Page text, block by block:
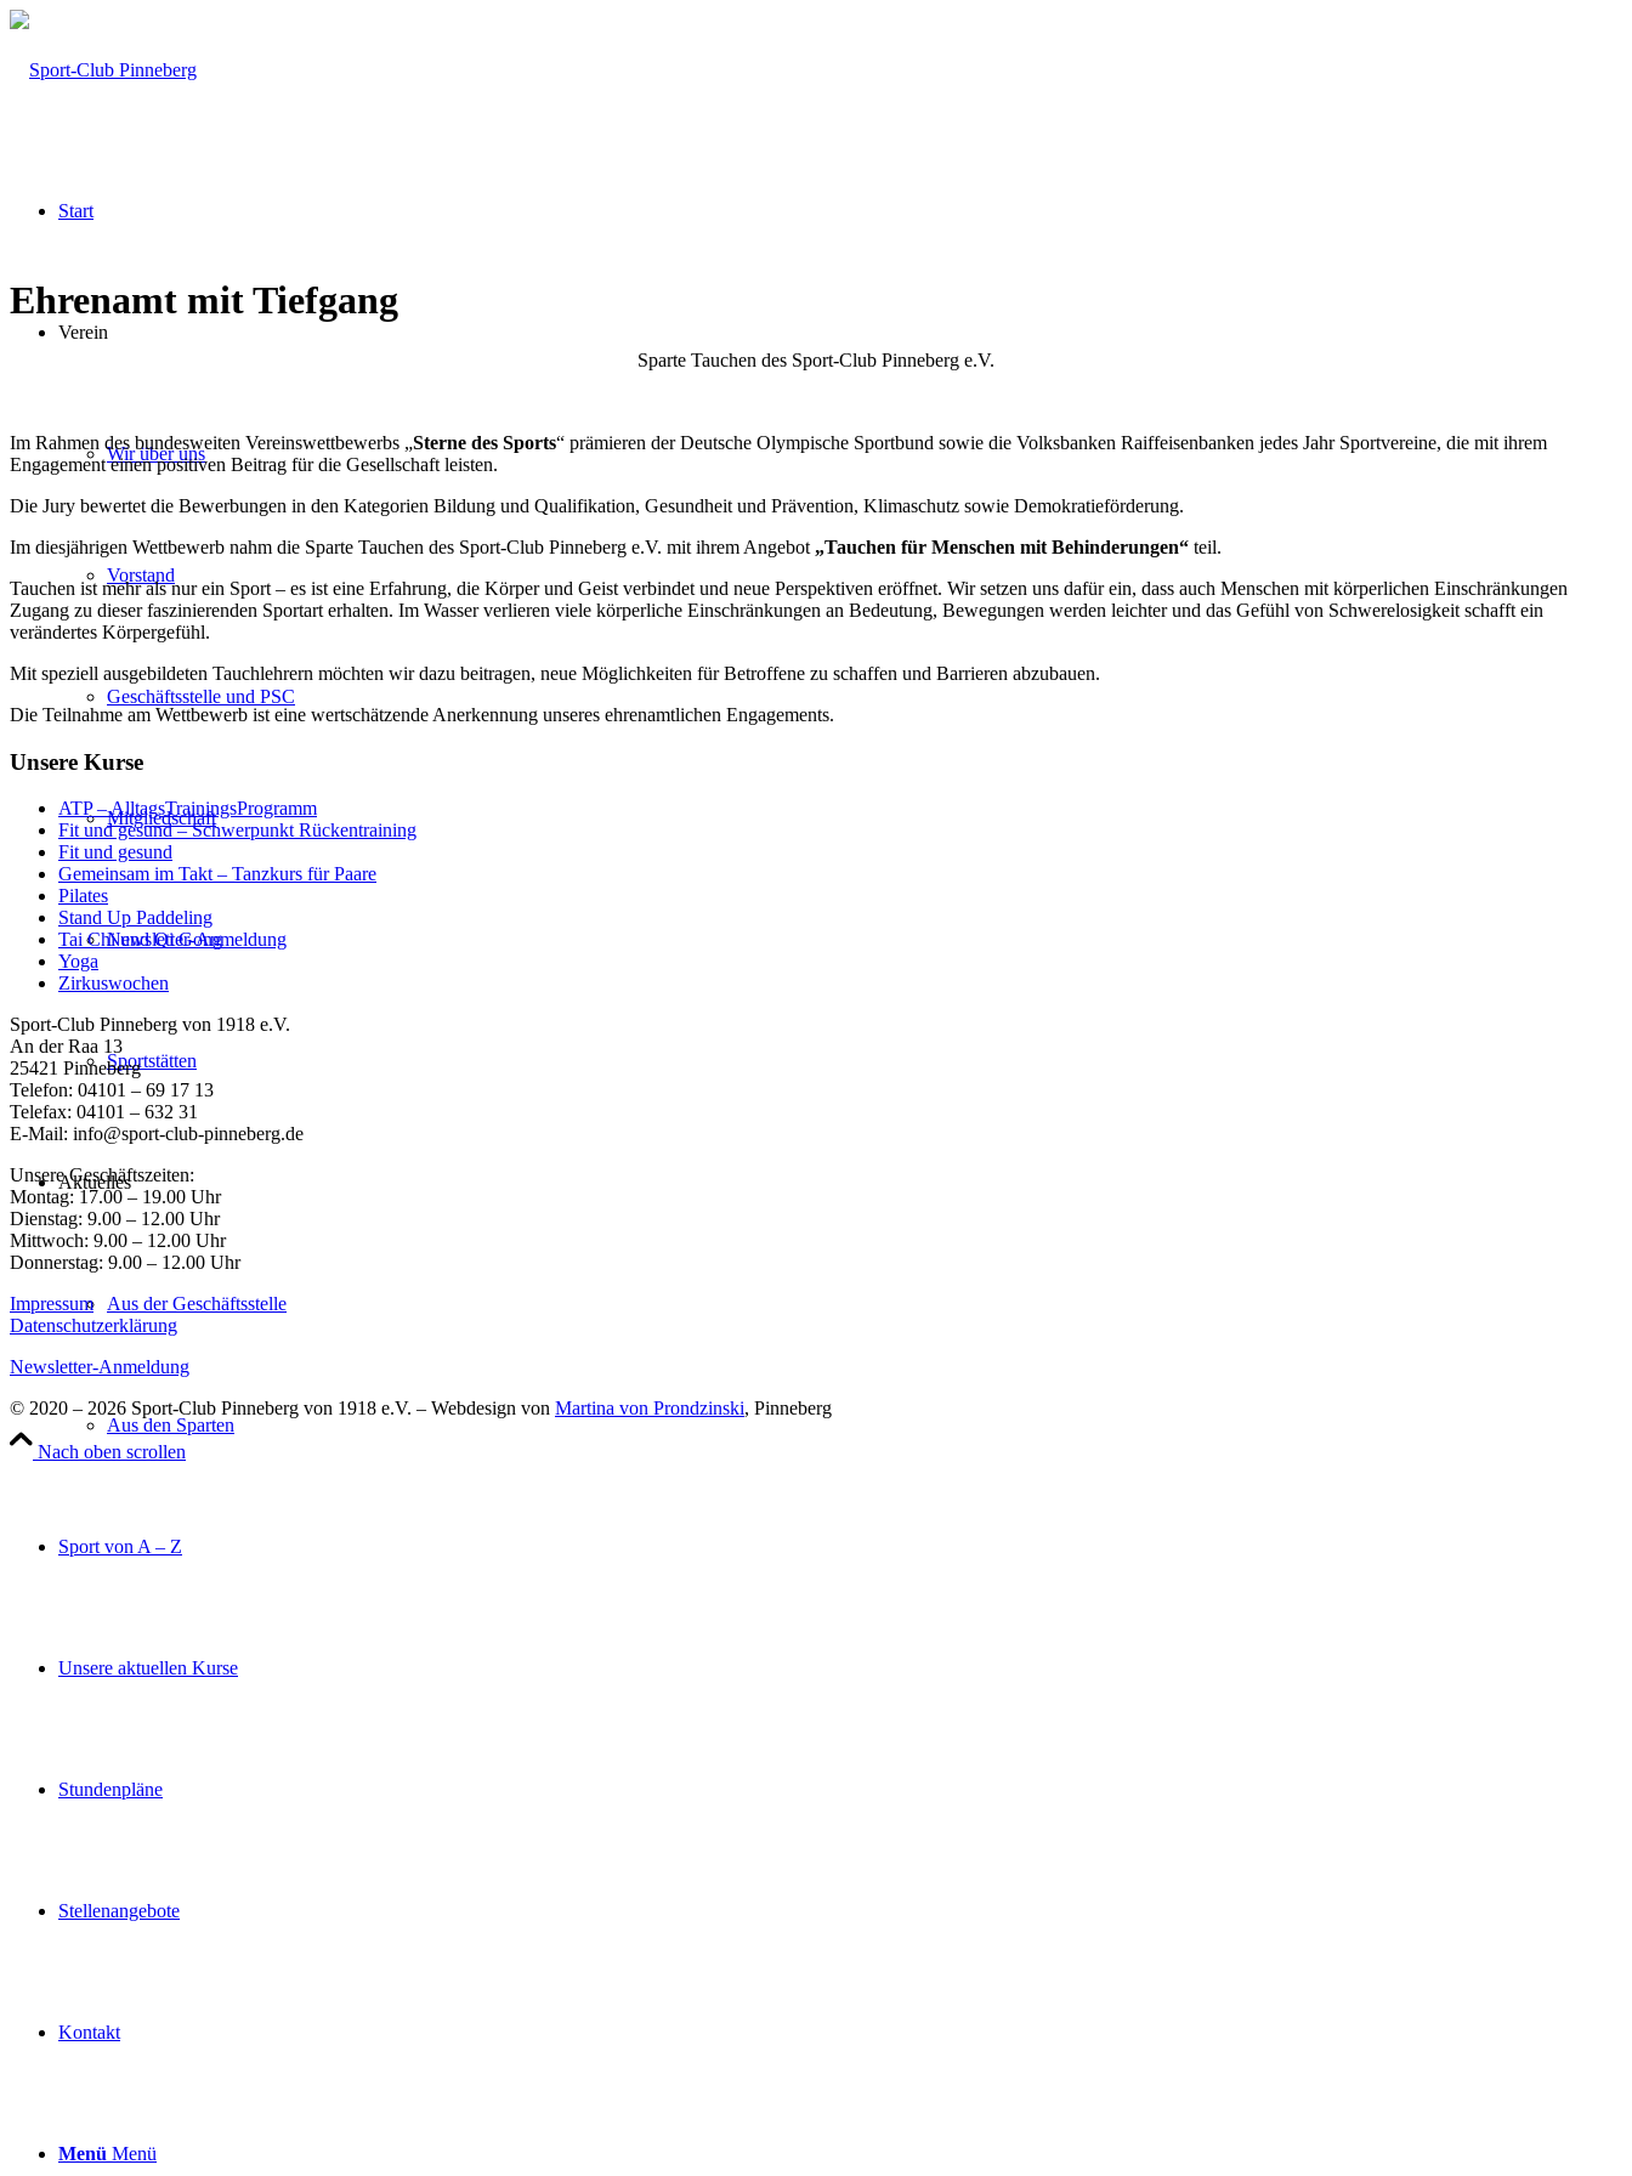
Start
Verein
Wir über uns
Vorstand
Geschäftsstelle und PSC
Mitgliedschaft
Newsletter-Anmeldung
Sportstätten
Aktuelles
Aus der Geschäftsstelle
Aus den Sparten
Sport von A – Z
Unsere aktuellen Kurse
Stundenpläne
Stellenangebote
Kontakt
Menü Menü
Ehrenamt mit Tiefgang
Sparte Tauchen des Sport-Club Pinneberg e.V.
Im Rahmen des bundesweiten Vereinswettbewerbs „Sterne des Sports“ prämieren der Deutsche Olympische Sportbund sowie die Volksbanken Raiffeisenbanken jedes Jahr Sportvereine, die mit ihrem
Engagement einen positiven Beitrag für die Gesellschaft leisten.
Die Jury bewertet die Bewerbungen in den Kategorien Bildung und Qualifikation, Gesundheit und Prävention, Klimaschutz sowie Demokratieförderung.
Im diesjährigen Wettbewerb nahm die Sparte Tauchen des Sport-Club Pinneberg e.V. mit ihrem Angebot „Tauchen für Menschen mit Behinderungen“ teil.
Tauchen ist mehr als nur ein Sport – es ist eine Erfahrung, die Körper und Geist verbindet und neue Perspektiven eröffnet. Wir setzen uns dafür ein, dass auch Menschen mit körperlichen Einschränkungen
Zugang zu dieser faszinierenden Sportart erhalten. Im Wasser verlieren viele körperliche Einschränkungen an Bedeutung, Bewegungen werden leichter und das Gefühl von Schwerelosigkeit schafft ein
verändertes Körpergefühl.
Mit speziell ausgebildeten Tauchlehrern möchten wir dazu beitragen, neue Möglichkeiten für Betroffene zu schaffen und Barrieren abzubauen.
Die Teilnahme am Wettbewerb ist eine wertschätzende Anerkennung unseres ehrenamtlichen Engagements.
Unsere Kurse
ATP – AlltagsTrainingsProgramm
Fit und gesund – Schwerpunkt Rückentraining
Fit und gesund
Gemeinsam im Takt – Tanzkurs für Paare
Pilates
Stand Up Paddeling
Tai Chi und Qi Gong
Yoga
Zirkuswochen
Sport-Club Pinneberg von 1918 e.V.
An der Raa 13
25421 Pinneberg
Telefon: 04101 – 69 17 13
Telefax: 04101 – 632 31
E-Mail: info@sport-club-pinneberg.de
Unsere Geschäftszeiten:
Montag: 17.00 – 19.00 Uhr
Dienstag: 9.00 – 12.00 Uhr
Mittwoch: 9.00 – 12.00 Uhr
Donnerstag: 9.00 – 12.00 Uhr
Impressum
Datenschutzerklärung
Newsletter-Anmeldung
© 2020 – 2026 Sport-Club Pinneberg von 1918 e.V. – Webdesign von Martina von Prondzinski, Pinneberg
Nach oben scrollen